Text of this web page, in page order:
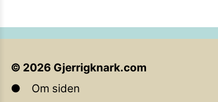
© 2026 Gjerrigknark.com
Om siden